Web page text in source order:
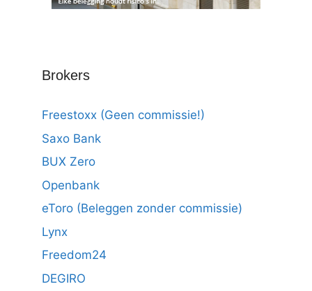
Brokers
Freestoxx (Geen commissie!)
Saxo Bank
BUX Zero
Openbank
eToro (Beleggen zonder commissie)
Lynx
Freedom24
DEGIRO